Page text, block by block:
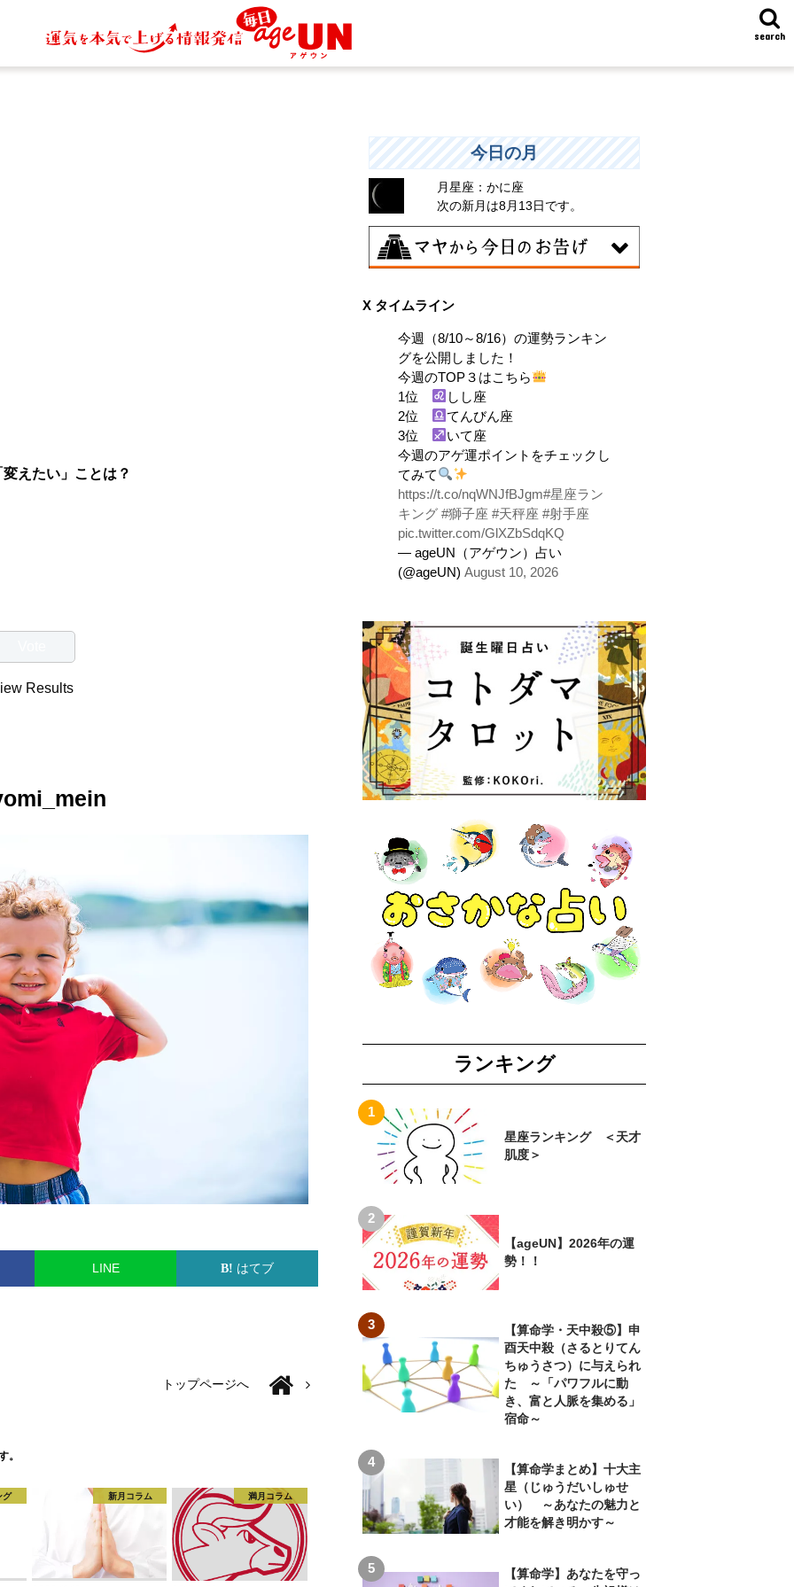
search
えたい」ことは？
Results
LINE はてブ
トップページへ
。
グ 新月コラム 満月コラム
今日の月
月星座：かに座
次の新月は8月13日です。
自分をいつもとは違う特定の環境に追い込
むことで、普段とは違う自分を見つける
日。その状況にとことん奉仕する。
X タイムライン
今週（8/10～8/16）の運勢ランキン
グを公開しました！
今週のTOP３はこちら
1位
しし座
2位
てんびん座
3位
いて座
今週のアゲ運ポイントをチェックし
てみて
https://t.co/nqWNJfBJgm#星座ラン
キング #獅子座 #天秤座 #射手座
pic.twitter.com/GlXZbSdqKQ
— ageUN（アゲウン）占い
(@ageUN) August 10, 2026
ランキング
星座ランキング ＜天才
肌度＞
【ageUN】2026年の運
勢！！
【算命学・天中殺⑤】申
酉天中殺（さるとりてん
ちゅうさつ）に与えられ
た ～「パワフルに動
き、富と人脈を集める」
宿命～
【算命学まとめ】十大主
星（じゅうだいしゅせ
い） ～あなたの魅力と
才能を解き明かす～
【算命学】あなたを守っ